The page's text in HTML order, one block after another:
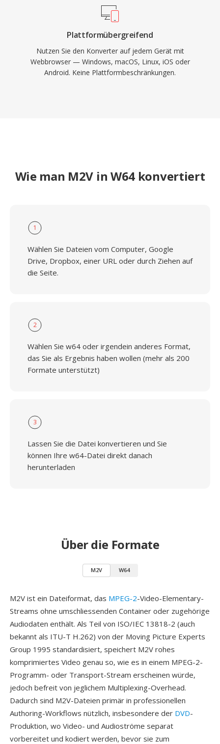
Plattformübergreifend
Nutzen Sie den Konverter auf jedem Gerät mit
Webbrowser — Windows, macOS, Linux, iOS oder
Android. Keine Plattformbeschränkungen.
Wie man M2V in W64 konvertiert
1
Wählen Sie Dateien vom Computer, Google
Drive, Dropbox, einer URL oder durch Ziehen auf
die Seite.
2
Wählen Sie w64 oder irgendein anderes Format,
das Sie als Ergebnis haben wollen (mehr als 200
Formate unterstützt)
3
Lassen Sie die Datei konvertieren und Sie
können Ihre w64-Datei direkt danach
herunterladen
Über die Formate
M2V W64
M2V ist ein Dateiformat, das MPEG-2-Video-Elementary-
Streams ohne umschliessenden Container oder zugehörige
Audiodaten enthält. Als Teil von ISO/IEC 13818-2 (auch
bekannt als ITU-T H.262) von der Moving Picture Experts
Group 1995 standardisiert, speichert M2V rohes
komprimiertes Video genau so, wie es in einem MPEG-2-
Programm- oder Transport-Stream erscheinen würde,
jedoch befreit von jeglichem Multiplexing-Overhead.
Dadurch sind M2V-Dateien primär in professionellen
Authoring-Workflows nützlich, insbesondere der DVD-
Produktion, wo Video- und Audioströme separat
vorbereitet und kodiert werden, bevor sie zum